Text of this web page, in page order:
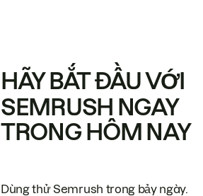
HÃY BẮT ĐẦU VỚI
SEMRUSH NGAY
TRONG HÔM NAY
Dùng thử Semrush trong bảy ngày.